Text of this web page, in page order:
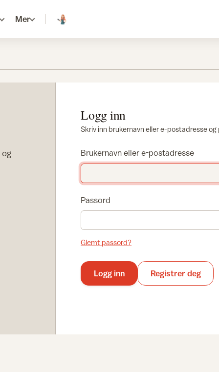
Mer
Logg inn
Skriv inn brukernavn eller e-postadresse
Brukernavn eller e-postadresse
Passord
Glemt passord?
Logg inn Registrer deg